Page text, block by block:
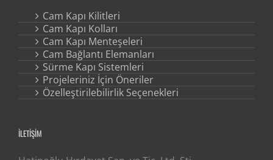
Cam Kapı Kilitleri
Cam Kapı Kolları
Cam Kapı Menteşeleri
Cam Bağlantı Elemanları
Sürme Kapı Sistemleri
Projeleriniz İçin Öneriler
Özelleştirilebilirlik Seçenekleri
İLETİŞİM